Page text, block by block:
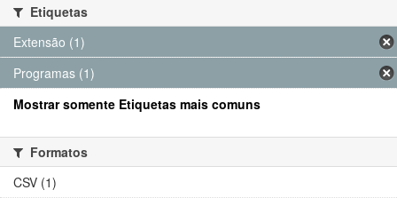
Etiquetas
Extensão (1)
Programas (1)
Mostrar somente Etiquetas mais comuns
Formatos
CSV (1)